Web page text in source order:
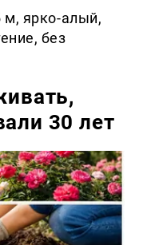
м, ярко-алый,
без
30 лет